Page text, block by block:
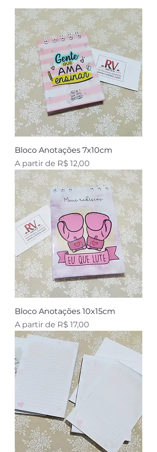
Bloco Anotações 7x10cm
A partir de R$ 12,00
Preço promocional
Bloco Anotações 10x15cm
A partir de R$ 17,00
Preço promocional